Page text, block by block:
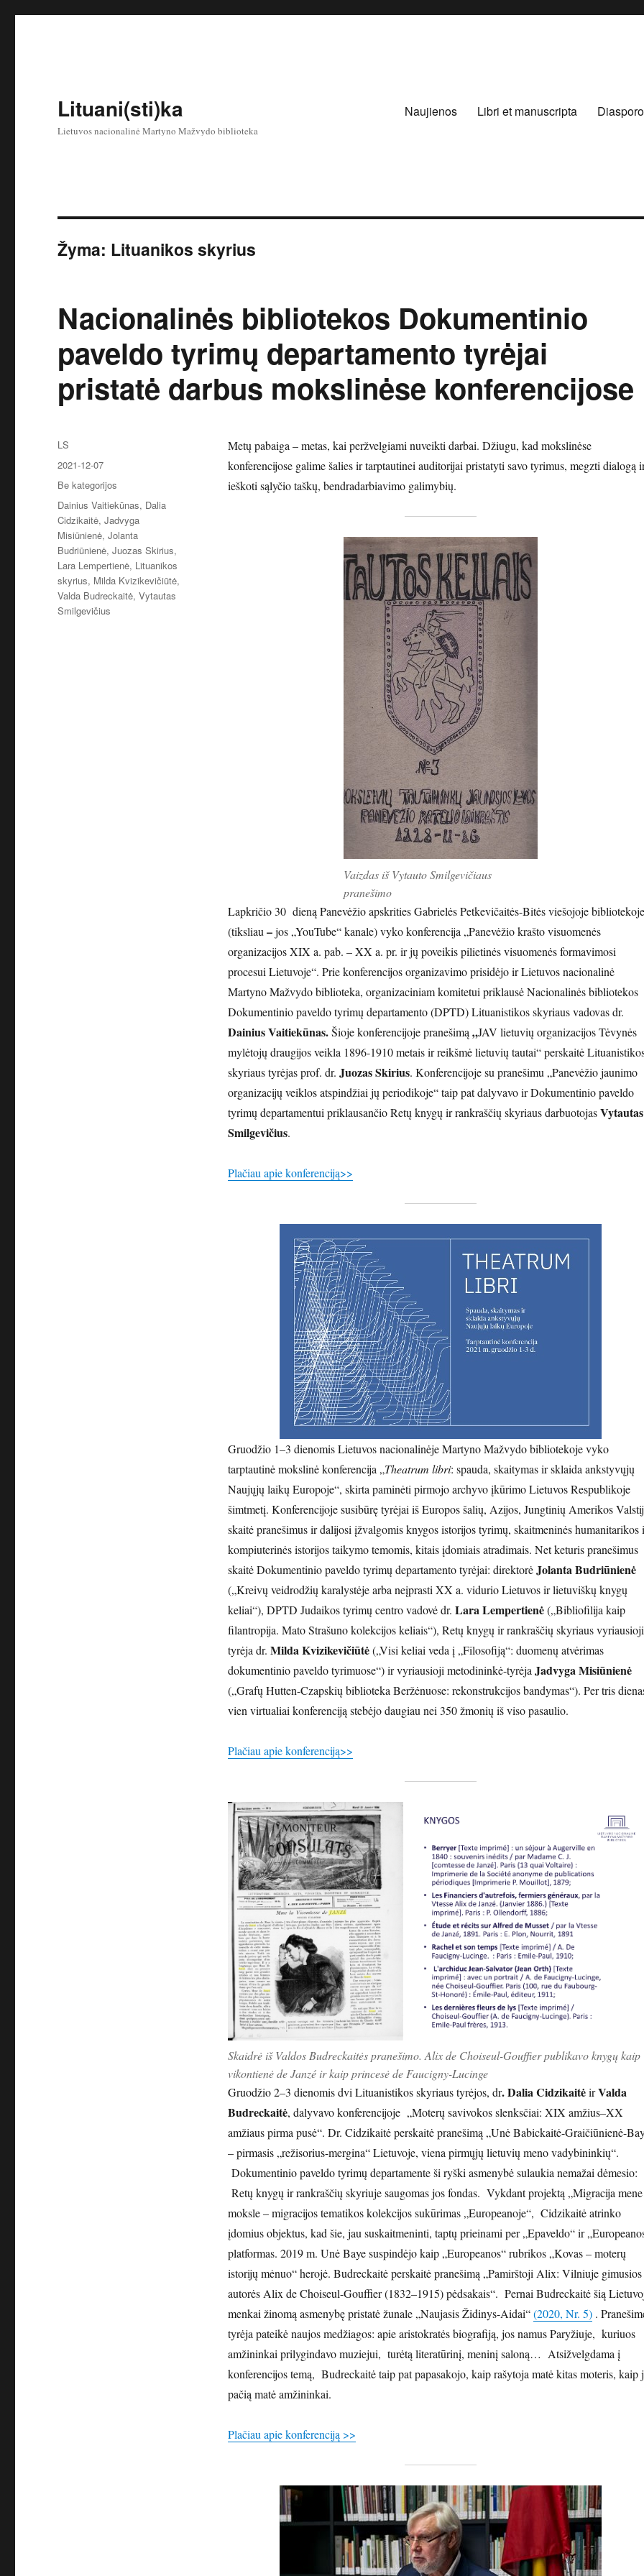
Lituani(sti)ka
Lietuvos nacionalinė Martyno Mažvydo biblioteka
Naujienos Libri et manuscripta
Žyma: Lituanikos skyrius
Nacionalinės bibliotekos Dokumentinio
paveldo tyrimų departamento tyrėjai
pristatė darbus mokslinėse konferencijose
Metų pabaiga – metas, kai peržvelgiami nuveikti darbai. Džiugu, kad mokslinėse
konferencijose galime šalies ir tarptautinei auditorijai pristatyti savo tyrimus, megzti dialogą
ieškoti sąlyčio taškų, bendradarbiavimo galimybių.
Vaizdas iš Vytauto Smilgevičiaus
pranešimo
Lapkričio 30 dieną Panevėžio apskrities Gabrielės Petkevičaitės-Bitės viešojoje bibliotekoje
(tiksliau –jos „YouTube“ kanale) vyko konferencija „Panevėžio krašto visuomenės
organizacijos XIX a. pab. – XX a. pr. ir jų poveikis pilietinės visuomenės formavimosi
procesui Lietuvoje“. Prie konferencijos organizavimo prisidėjo ir Lietuvos nacionalinė
Martyno Mažvydo biblioteka, organizaciniam komitetui priklausė Nacionalinės bibliotekos
Dokumentinio paveldo tyrimų departamento (DPTD) Lituanistikos skyriaus vadovas dr.
Dainius Vaitiekūnas.Šioje konferencijoje pranešimą„JAV lietuvių organizacijos Tėvynės
mylėtojų draugijos veikla 1896-1910 metais ir reikšmė lietuvių tautai“perskaitė
skyriaus tyrėjasprof. dr. Juozas Skirius. Konferencijoje su pranešimu „Panevėžio jaunimo
organizacijų veiklos atspindžiai jų periodikoje“ taip pat dalyvavo ir Dokumentinio paveldo
tyrimų departamentui priklausančio Retų knygų ir rankraščių skyriaus darbuotojasVytautas
Smilgevičius.
Plačiau apie konferenciją>>
Gruodžio 1–3 dienomis Lietuvos nacionalinėje Martyno Mažvydo bibliotekoje vyko
tarptautinė mokslinė konferencija „Theatrum libri: spauda, skaitymas ir sklaida ankstyvųjų
Naujųjų laikų Europoje“, skirta paminėti pirmojo archyvo įkūrimo Lietuvos Respublikoje
šimtmetį. Konferencijoje susibūrę tyrėjai iš Europos šalių, Azijos, Jungtinių Amerikos
skaitė pranešimus ir dalijosi įžvalgomis knygos istorijos tyrimų, skaitmeninės humanitarikos
kompiuterinės istorijos taikymo temomis, kitais įdomiais atradimais. Net keturis pranešimus
skaitė Dokumentinio paveldo tyrimų departamento tyrėjai: direktorėJolanta Budriūnienė
(„Kreivų veidrodžių karalystėje arba neįprasti XX a. vidurio Lietuvos ir lietuviškų knygų
keliai“), DPTD Judaikos tyrimų centro vadovė dr. Lara Lempertienė(„Bibliofilija kaip
filantropija. Mato Strašuno kolekcijos keliais“), Retų knygų ir rankraščių skyriaus vyriausioji
tyrėja dr. Milda Kvizikevičiūtė(„Visi keliai veda į „Filosofiją“: duomenų atvėrimas
dokumentinio paveldo tyrimuose“) ir vyriausioji metodininkė-tyrėja Jadvyga Misiūnienė
(„Grafų Hutten-Czapskių biblioteka Beržėnuose: rekonstrukcijos bandymas“). Per tris
vien virtualiai konferenciją stebėjo daugiau nei 350 žmonių iš viso pasaulio.
Plačiau apie konferenciją>>
Skaidrė iš Valdos Budreckaitės pranešimo. Alix de Choiseul-Gouffier publikavo knygų kaip
vikontienė de Janzé ir kaip princesė de Faucigny-Lucinge
Gruodžio 2–3 dienomis dvi Lituanistikos skyriaus tyrėjos, dr. Dalia CidzikaitėirValda
Budreckaitė, dalyvavo konferencijoje „Moterų savivokos slenksčiai: XIX amžius–XX
amžiaus pirma pusė“. Dr. Cidzikaitė perskaitė pranešimą „Unė Babickaitė-Graičiūnienė-
– pirmasis „režisorius-mergina“ Lietuvoje, viena pirmųjų lietuvių meno vadybininkių“.
Dokumentinio paveldo tyrimų departamente ši ryški asmenybė sulaukia nemažai dėmesio:
Retų knygų ir rankraščių skyriuje saugomas jos fondas. Vykdant projektą „Migracija
moksle – migracijos tematikos kolekcijos sukūrimas „Europeanoje“, Cidzikaitė atrinko
įdomius objektus, kad šie, jau suskaitmeninti, taptų prieinami per „Epaveldo“ ir
platformas. 2019 m. Unė Baye suspindėjo kaip „Europeanos“ rubrikos „Kovas – moterų
istorijų mėnuo“ herojė. Budreckaitė perskaitė pranešimą „Pamirštoji Alix: Vilniuje gimusios
autorės Alix de Choiseul-Gouffier (1832–1915) pėdsakais“. Pernai Budreckaitė šią
menkai žinomą asmenybę pristatė žunale „Naujasis Židinys-Aidai“(2020, Nr. 5).
tyrėja pateikė naujos medžiagos: apie aristokratės biografiją, jos namus Paryžiuje, kuriuos
amžininkai prilygindavo muziejui, turėtą literatūrinį, meninį saloną… Atsižvelgdama į
konferencijos temą, Budreckaitė taip pat papasakojo, kaip rašytoja matė kitas moteris, kaip
pačią matė amžininkai.
Plačiau apie konferenciją >>
Autorius
LS
Paskelbta
2021-12-07
Kategorijos
Be kategorijos
Žymos
Dainius Vaitiekūnas, Dalia
Cidzikaitė,Jadvyga
Misiūnienė,Jolanta
Budriūnienė,Juozas Skirius,
Lara Lempertienė, Lituanikos
skyrius, Milda Kvizikevičiūtė,
Valda Budreckaitė,Vytautas
Smilgevičius